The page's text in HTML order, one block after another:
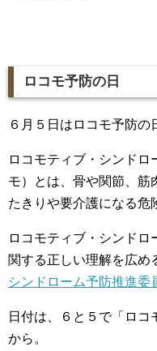
ロコモ予防の日
６月５日はロコモ予防の
ロコモティブ・シンドロ
モ）とは、骨や関節、筋
たきりや要介護になる危
ロコモティブ・シンドロ
関する正しい理解を広め
シンドローム予防推進委
日付は、６と５で「ロ
から。